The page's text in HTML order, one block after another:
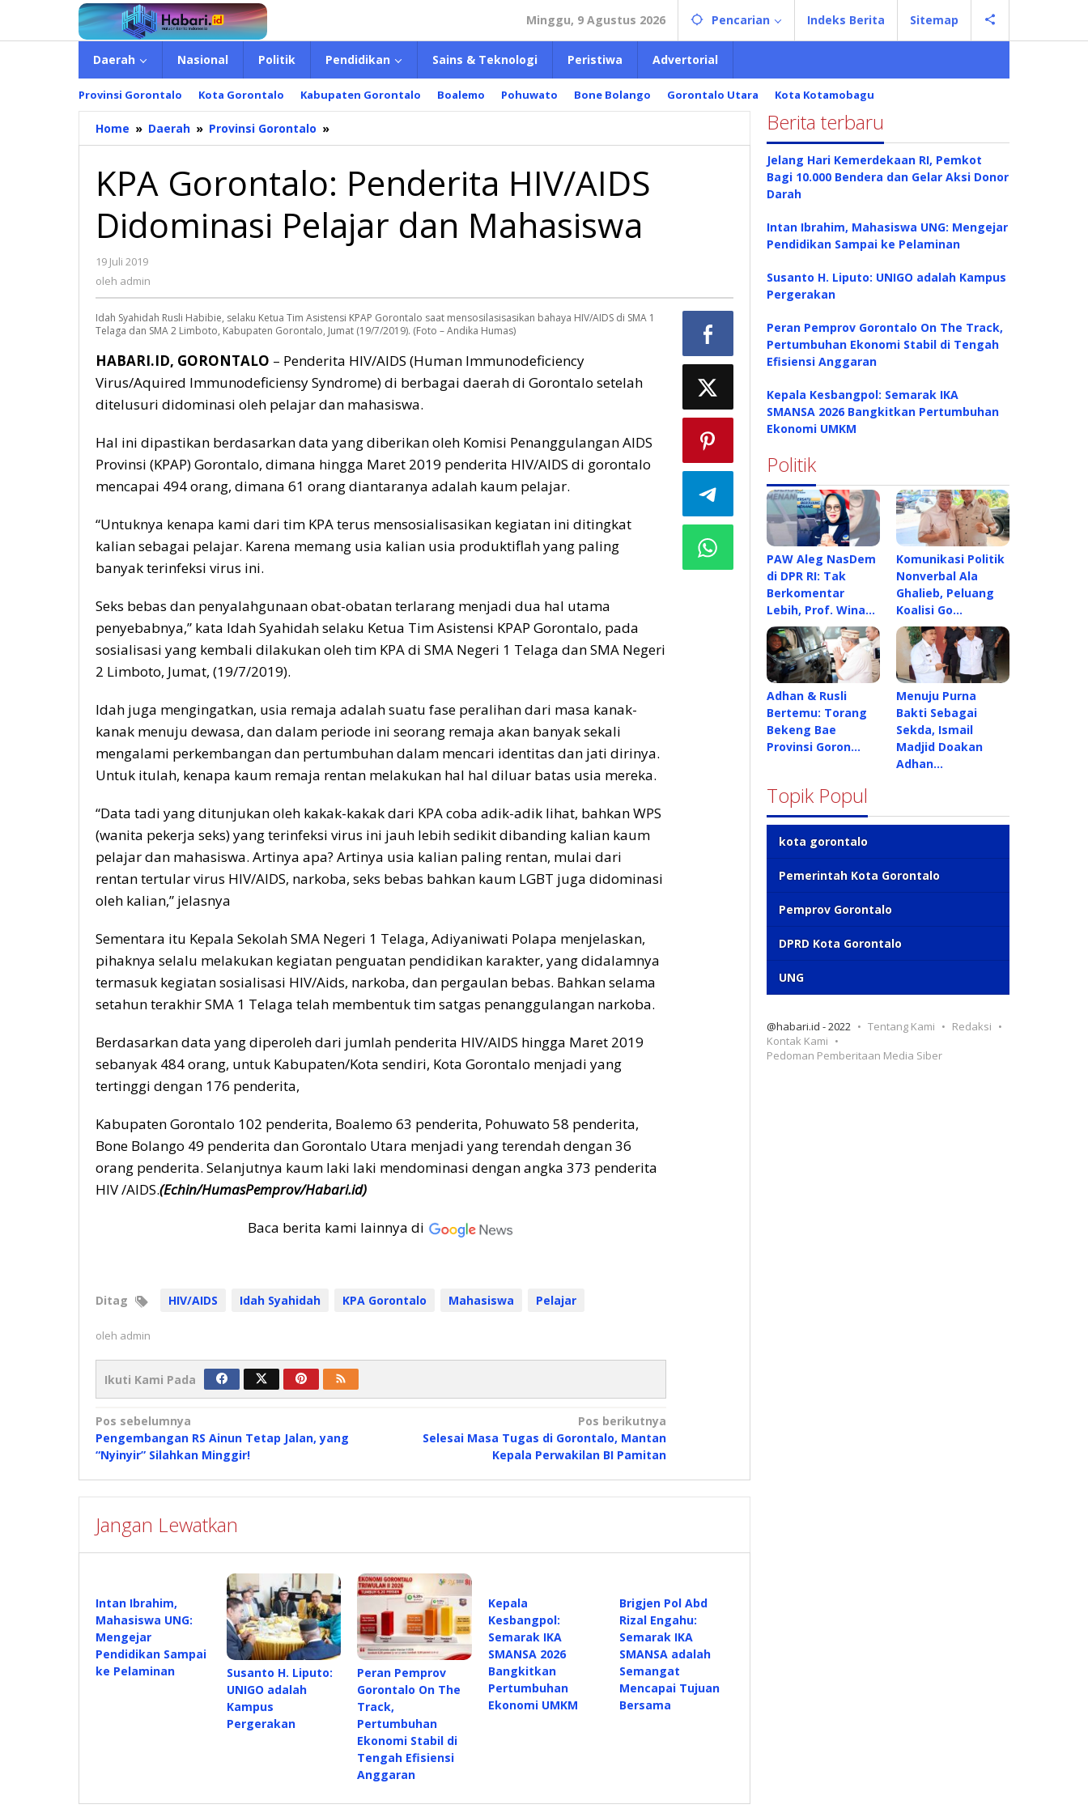
konten
Minggu, 9 Agustus 2026 Pencarian Indeks Berita Sitemap
Daerah Nasional Politik Pendidikan Sains & Teknologi Peristiwa Advertorial
Provinsi Gorontalo Kota Gorontalo Kabupaten Gorontalo Boalemo Pohuwato Bone Bolango Gorontalo Utara Kota Kotamobagu
Home » Daerah » Provinsi Gorontalo »
Gorontalo:
HIV/AIDS
Didominasi
Pelajar
dan
Mahasiswa
KPA Gorontalo: Penderita HIV/AIDS
Didominasi Pelajar dan Mahasiswa
19 Juli 2019
oleh admin
Idah Syahidah Rusli Habibie, selaku Ketua Tim Asistensi KPAP Gorontalo saat mensosilasisasikan bahaya HIV/AIDS di SMA 1
Telaga dan SMA 2 Limboto, Kabupaten Gorontalo, Jumat (19/7/2019). (Foto – Andika Humas)
HABARI.ID, GORONTALO – Penderita HIV/AIDS (Human Immunodeficiency
Virus/Aquired Immunodeficiensy Syndrome) di berbagai daerah di Gorontalo setelah
ditelusuri didominasi oleh pelajar dan mahasiswa.
Hal ini dipastikan berdasarkan data yang diberikan oleh Komisi Penanggulangan AIDS
Provinsi (KPAP) Gorontalo, dimana hingga Maret 2019 penderita HIV/AIDS di gorontalo
mencapai 494 orang, dimana 61 orang diantaranya adalah kaum pelajar.
“Untuknya kenapa kami dari tim KPA terus mensosialisasikan kegiatan ini ditingkat
kalian sebagai pelajar. Karena memang usia kalian usia produktiflah yang paling
banyak terinfeksi virus ini.
Seks bebas dan penyalahgunaan obat-obatan terlarang menjadi dua hal utama
penyebabnya,” kata Idah Syahidah selaku Ketua Tim Asistensi KPAP Gorontalo, pada
sosialisasi yang kembali dilakukan oleh tim KPA di SMA Negeri 1 Telaga dan SMA Negeri
2 Limboto, Jumat, (19/7/2019).
Idah juga mengingatkan, usia remaja adalah suatu fase peralihan dari masa kanak-
kanak menuju dewasa, dan dalam periode ini seorang remaja akan banyak sekali
mengalami perkembangan dan pertumbuhan dalam mencari identitas dan jati dirinya.
Untuk itulah, kenapa kaum remaja rentan melakukan hal hal diluar batas usia mereka.
“Data tadi yang ditunjukan oleh kakak-kakak dari KPA coba adik-adik lihat, bahkan WPS
(wanita pekerja seks) yang terinfeksi virus ini jauh lebih sedikit dibanding kalian kaum
pelajar dan mahasiswa. Artinya apa? Artinya usia kalian paling rentan, mulai dari
rentan tertular virus HIV/AIDS, narkoba, seks bebas bahkan kaum LGBT juga didominasi
oleh kalian,” jelasnya
Sementara itu Kepala Sekolah SMA Negeri 1 Telaga, Adiyaniwati Polapa menjelaskan,
pihaknya selalu melakukan kegiatan penguatan pendidikan karakter, yang didalamnya
termasuk kegiatan sosialisasi HIV/Aids, narkoba, dan pergaulan bebas. Bahkan selama
setahun terakhir SMA 1 Telaga telah membentuk tim satgas penanggulangan narkoba.
Berdasarkan data yang diperoleh dari jumlah penderita HIV/AIDS hingga Maret 2019
sebanyak 484 orang, untuk Kabupaten/Kota sendiri, Kota Gorontalo menjadi yang
tertinggi dengan 176 penderita,
Kabupaten Gorontalo 102 penderita, Boalemo 63 penderita, Pohuwato 58 penderita,
Bone Bolango 49 penderita dan Gorontalo Utara menjadi yang terendah dengan 36
orang penderita. Selanjutnya kaum laki laki mendominasi dengan angka 373 penderita
HIV /AIDS.(Echin/HumasPemprov/Habari.id)
Baca berita kami lainnya di
Ditag HIV/AIDS Idah Syahidah KPA Gorontalo Mahasiswa Pelajar
oleh admin
Ikuti Kami Pada
Navigasi
pos
Pos sebelumnya
Pengembangan RS Ainun Tetap Jalan, yang
“Nyinyir” Silahkan Minggir!
Pos berikutnya
Selesai Masa Tugas di Gorontalo, Mantan
Kepala Perwakilan BI Pamitan
Jangan Lewatkan
Intan Ibrahim,
Mahasiswa UNG:
Mengejar
Pendidikan Sampai
ke Pelaminan
Susanto H. Liputo:
UNIGO adalah
Kampus
Pergerakan
Peran Pemprov
Gorontalo On The
Track,
Pertumbuhan
Ekonomi Stabil di
Tengah Efisiensi
Anggaran
Kepala
Kesbangpol:
Semarak IKA
SMANSA 2026
Bangkitkan
Pertumbuhan
Ekonomi UMKM
Brigjen Pol Abd
Rizal Engahu:
Semarak IKA
SMANSA adalah
Semangat
Mencapai Tujuan
Bersama
Berita terbaru
Jelang Hari Kemerdekaan RI, Pemkot
Bagi 10.000 Bendera dan Gelar Aksi Donor
Darah
Intan Ibrahim, Mahasiswa UNG: Mengejar
Pendidikan Sampai ke Pelaminan
Susanto H. Liputo: UNIGO adalah Kampus
Pergerakan
Peran Pemprov Gorontalo On The Track,
Pertumbuhan Ekonomi Stabil di Tengah
Efisiensi Anggaran
Kepala Kesbangpol: Semarak IKA
SMANSA 2026 Bangkitkan Pertumbuhan
Ekonomi UMKM
Politik
PAW Aleg NasDem
di DPR RI: Tak
Berkomentar
Lebih, Prof. Wina…
Komunikasi Politik
Nonverbal Ala
Ghalieb, Peluang
Koalisi Go…
Adhan & Rusli
Bertemu: Torang
Bekeng Bae
Provinsi Goron…
Menuju Purna
Bakti Sebagai
Sekda, Ismail
Madjid Doakan
Adhan…
Topik Popul
kota gorontalo
Pemerintah Kota Gorontalo
Pemprov Gorontalo
DPRD Kota Gorontalo
UNG
@habari.id - 2022 Tentang Kami
Redaksi
Kontak Kami
Pedoman Pemberitaan Media Siber